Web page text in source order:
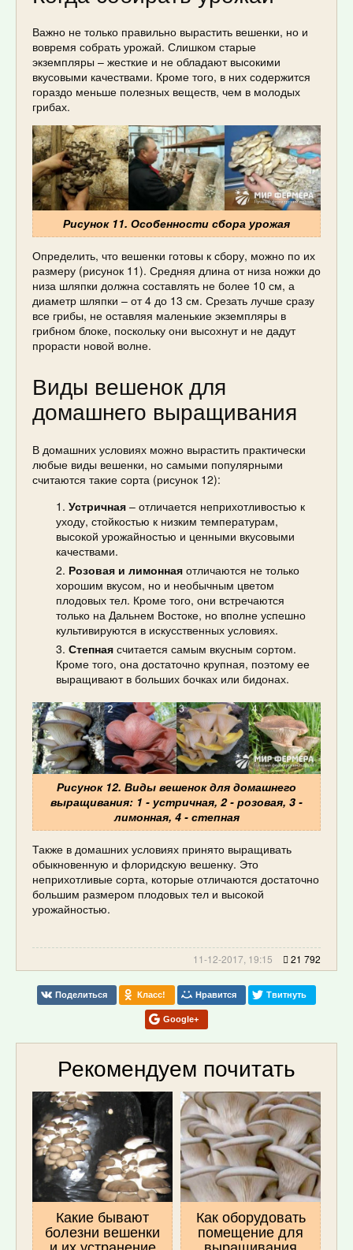
Важно не только правильно вырастить вешенки, но и
вовремя собрать урожай. Слишком старые
экземпляры – жесткие и не обладают высокими
вкусовыми качествами. Кроме того, в них содержится
гораздо меньше полезных веществ, чем в молодых
грибах.
Рисунок 11. Особенности сбора урожая
Определить, что вешенки готовы к сбору, можно по их
размеру (рисунок 11). Средняя длина от низа ножки до
низа шляпки должна составлять не более 10 см, а
диаметр шляпки – от 4 до 13 см. Срезать лучше сразу
все грибы, не оставляя маленькие экземпляры в
грибном блоке, поскольку они высохнут и не дадут
прорасти новой волне.
Виды вешенок для
домашнего выращивания
В домашних условиях можно вырастить практически
любые виды вешенки, но самыми популярными
считаются такие сорта (рисунок 12):
Устричная – отличается неприхотливостью к
уходу, стойкостью к низким температурам,
высокой урожайностью и ценными вкусовыми
качествами.
Розовая и лимонная отличаются не только
хорошим вкусом, но и необычным цветом
плодовых тел. Кроме того, они встречаются
только на Дальнем Востоке, но вполне успешно
культивируются в искусственных условиях.
Степная считается самым вкусным сортом.
Кроме того, она достаточно крупная, поэтому ее
выращивают в больших бочках или бидонах.
Рисунок 12. Виды вешенок для домашнего
выращивания: 1 - устричная, 2 - розовая, 3 -
лимонная, 4 - степная
Также в домашних условиях принято выращивать
обыкновенную и флоридскую вешенку. Это
неприхотливые сорта, которые отличаются достаточно
большим размером плодовых тел и высокой
урожайностью.
11-12-2017, 19:15 21 792
Поделиться Класс! Нравится Твитнуть
Google+
Рекомендуем почитать
Какие бывают
болезни вешенки
Как оборудовать
помещение для